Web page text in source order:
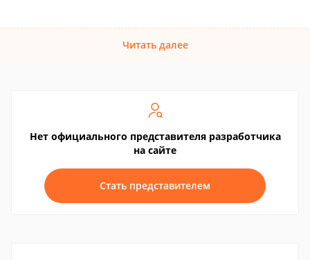
Читать далее
Нет официального представителя разработчика
на сайте
Стать представителем